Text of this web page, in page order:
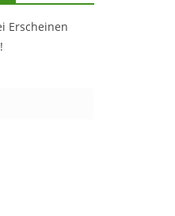
Erscheinen